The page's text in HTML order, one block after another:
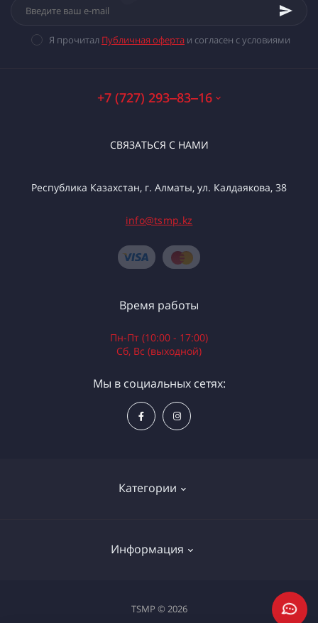
Я прочитал Публичная оферта и согласен с условиями
+7 (727) 293‒83‒16
СВЯЗАТЬСЯ С НАМИ
Республика Казахстан, г. Алматы, ул. Калдаякова, 38
info@tsmp.kz
Категории
Электроинструменты
Информация
Доставка и оплата
Время работы
Пн-Пт (10:00 - 17:00)
Сб, Вс (выходной)
Мы в социальных сетях:
TSMP © 2026